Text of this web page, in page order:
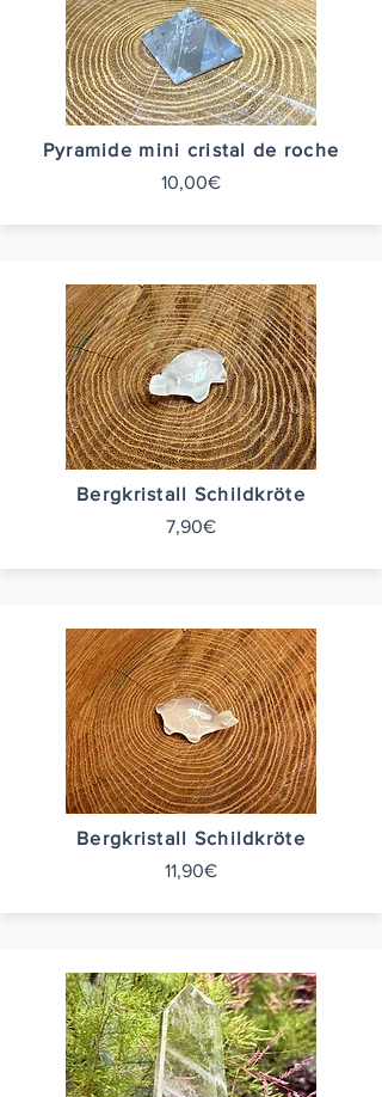
Pyramide mini cristal de roche
10,00€
Bergkristall Schildkröte
7,90€
Bergkristall Schildkröte
11,90€